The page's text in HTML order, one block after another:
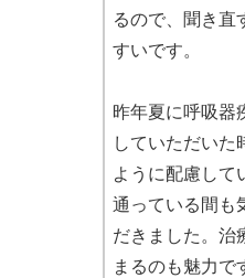
るので、聞き直
すいです。
昨年夏に呼吸器
していただいた
ように配慮して
通っている間も
だきました。治
まるのも魅力で